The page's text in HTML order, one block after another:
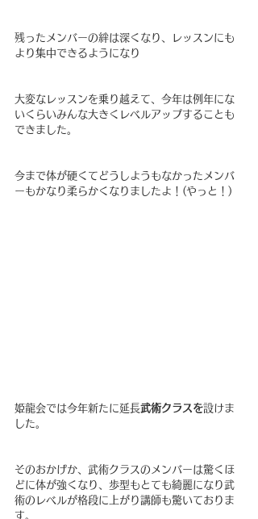
残ったメンバーの絆は深くなり、レッスンにも
より集中できるようになり
大変なレッスンを乗り越えて、今年は例年にな
いくらいみんな大きくレベルアップすることも
できました。
今まで体が硬くてどうしようもなかったメンバ
ーもかなり柔らかくなりましたよ！(やっと！)
姫龍会では今年新たに延長武術クラスを設けま
した。
そのおかげか、武術クラスのメンバーは驚くほ
どに体が強くなり、歩型もとても綺麗になり武
術のレベルが格段に上がり講師も驚いておりま
す。